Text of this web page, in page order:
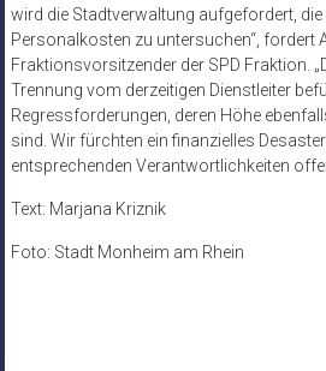
wird die Stadtverwaltung aufgefordert,
Personalkosten zu untersuchen“, fordert
Fraktionsvorsitzender der SPD Fraktion.
Trennung vom derzeitigen Dienstleiter
Regressforderungen, deren Höhe
sind. Wir fürchten ein finanzielles
entsprechenden Verantwortlichkeiten
Text: Marjana Kriznik
Foto: Stadt Monheim am Rhein